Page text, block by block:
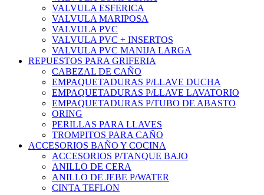
VALVULA ESFERICA
VALVULA MARIPOSA
VALVULA PVC
VALVULA PVC + INSERTOS
VALVULA PVC MANIJA LARGA
REPUESTOS PARA GRIFERIA
CABEZAL DE CAÑO
EMPAQUETADURAS P/LLAVE DUCHA
EMPAQUETADURAS P/LLAVE LAVATORIO
EMPAQUETADURAS P/TUBO DE ABASTO
ORING
PERILLAS PARA LLAVES
TROMPITOS PARA CAÑO
ACCESORIOS BAÑO Y COCINA
ACCESORIOS P/TANQUE BAJO
ANILLO DE CERA
ANILLO DE JEBE P/WATER
CINTA TEFLON